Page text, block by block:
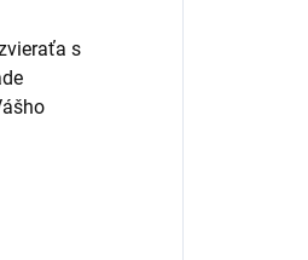
s